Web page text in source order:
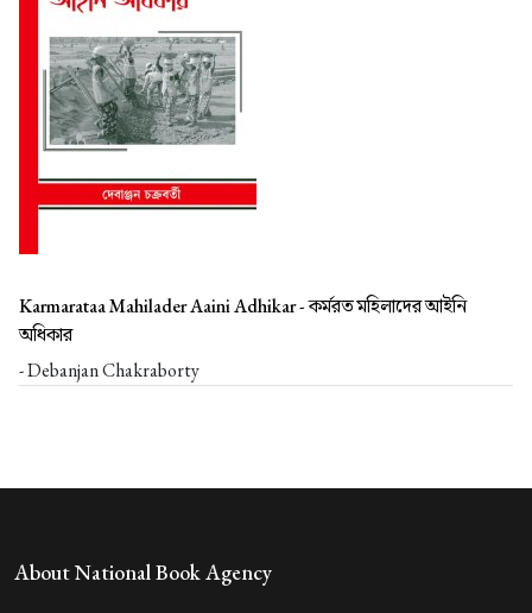
Karmarataa Mahilader Aaini Adhikar -কর্মরত মহিলাদের আইনি
অধিকার
- Debanjan Chakraborty
About National Book Agency